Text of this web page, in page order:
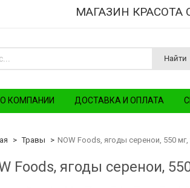
МАГАЗИН КРАСОТА
Найти
О КОМПАНИИ ДОСТАВКА И ОПЛАТА
Травы NOW Foods, ягоды серенои, 550
Foods, ягоды серенои,